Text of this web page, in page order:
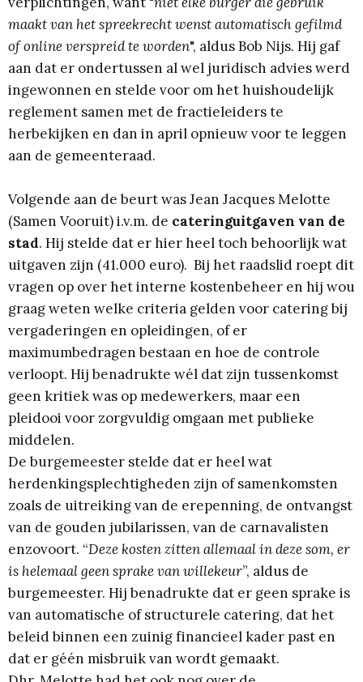
maakt van het spreekrecht wenst automatisch gefilmd
of online verspreid te worden", aldus Bob Nijs. Hij gaf
aan dat er ondertussen al wel juridisch advies werd
ingewonnen en stelde voor om het huishoudelijk
reglement samen met de fractieleiders te
herbekijken en dan in april opnieuw voor te leggen
aan de gemeenteraad.
Volgende aan de beurt was Jean Jacques Melotte
(Samen Vooruit) i.v.m. de cateringuitgaven van de
stad. Hij stelde dat er hier heel toch behoorlijk wat
uitgaven zijn (41.000 euro). Bij het raadslid roept dit
vragen op over het interne kostenbeheer en hij wou
graag weten welke criteria gelden voor catering bij
vergaderingen en opleidingen, of er
maximumbedragen bestaan en hoe de controle
verloopt. Hij benadrukte wél dat zijn tussenkomst
geen kritiek was op medewerkers, maar een
pleidooi voor zorgvuldig omgaan met publieke
middelen.
De burgemeester stelde dat er heel wat
herdenkingsplechtigheden zijn of samenkomsten
zoals de uitreiking van de erepenning, de ontvangst
van de gouden jubilarissen, van de carnavalisten
enzovoort. “Deze kosten zitten allemaal in deze som, er
is helemaal geen sprake van willekeur”, aldus de
burgemeester. Hij benadrukte dat er geen sprake is
van automatische of structurele catering, dat het
beleid binnen een zuinig financieel kader past en
dat er géén misbruik van wordt gemaakt.